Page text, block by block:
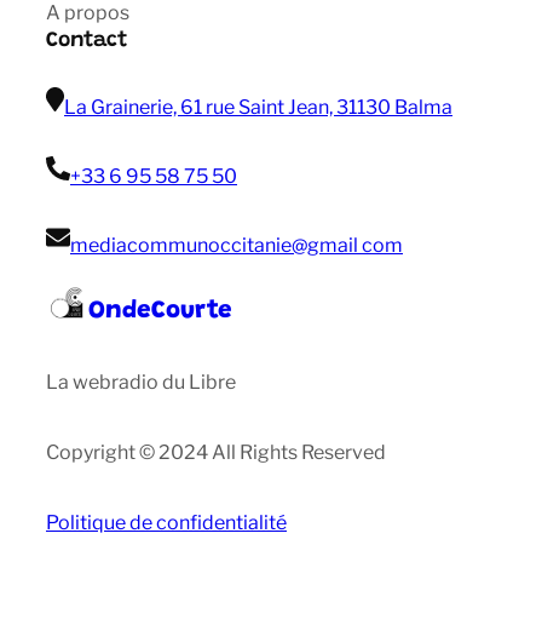
A propos
Contact
La Grainerie, 61 rue Saint Jean, 31130 Balma
+33 6 95 58 75 50
mediacommunoccitanie@gmail com
OndeCourte
La webradio du Libre
Copyright © 2024 All Rights Reserved
Politique de confidentialité